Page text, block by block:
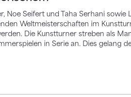
Noe Seifert und Taha Serhani sowie
Weltmeisterschaften im
Die Kunstturner streben als
in Serie an. Dies gelang